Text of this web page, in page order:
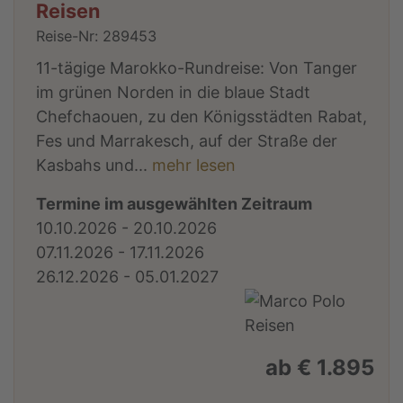
Reisen
Reise-Nr: 289453
11-tägige Marokko-Rundreise: Von Tanger
im grünen Norden in die blaue Stadt
Chefchaouen, zu den Königsstädten Rabat,
Fes und Marrakesch, auf der Straße der
Kasbahs und... mehr lesen
Termine im ausgewählten Zeitraum
10.10.2026 - 20.10.2026
07.11.2026 - 17.11.2026
26.12.2026 - 05.01.2027
ab € 1.895